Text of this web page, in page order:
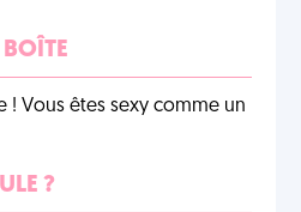
! Vous êtes sexy comme un
?